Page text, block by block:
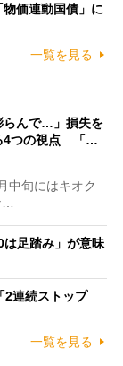
価連動国債」に
一覧を見る
らんで…」損失を
4つの視点 「…
中旬にはキオク
は足踏み」が意味
2連続ストップ
一覧を見る